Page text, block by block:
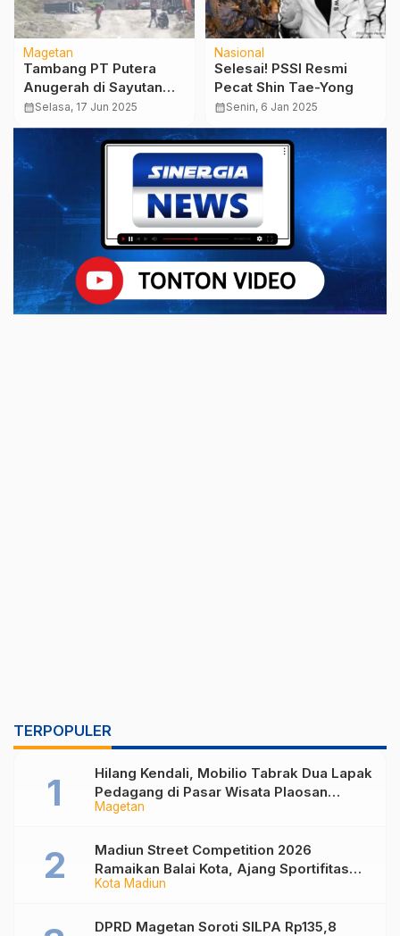
Magetan
Tambang PT Putera
Anugerah di Sayutan
Kembali Beroperasi,
Legalitas Jadi Tanda
calendar_monthSelasa, 17 Jun 2025
Nasional
Selesai! PSSI Resmi
Pecat Shin Tae-Yong
calendar_monthSenin, 6 Jan 2025
TERPOPULER
Magetan
Hilang Kendali, Mobilio Tabrak Dua Lapak
Pedagang di Pasar Wisata Plaosan
Magetan
Kota Madiun
Madiun Street Competition 2026
Ramaikan Balai Kota, Ajang Sportifitas
Anak Muda dari Basket 3×3 hingga Mural
DPRD Magetan Soroti SILPA Rp135,8